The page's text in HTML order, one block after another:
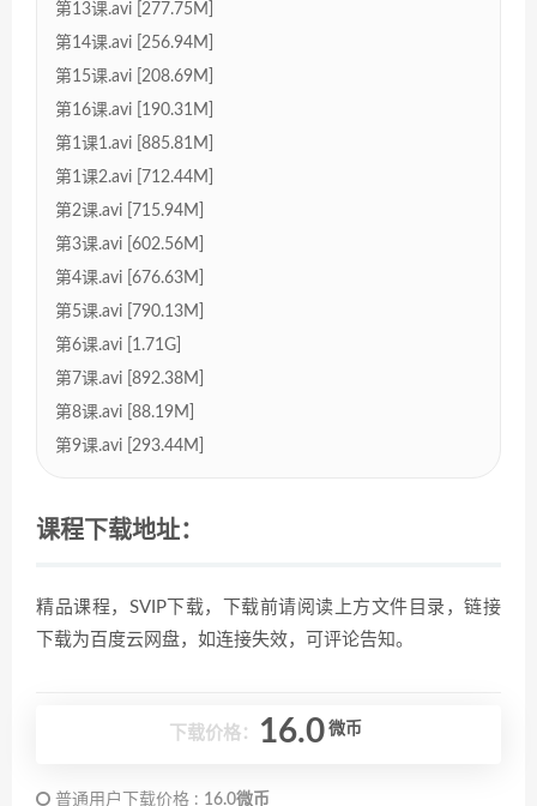
第13课.avi [277.75M]
第14课.avi [256.94M]
第15课.avi [208.69M]
第16课.avi [190.31M]
第1课1.avi [885.81M]
第1课2.avi [712.44M]
第2课.avi [715.94M]
第3课.avi [602.56M]
第4课.avi [676.63M]
第5课.avi [790.13M]
第6课.avi [1.71G]
第7课.avi [892.38M]
第8课.avi [88.19M]
第9课.avi [293.44M]
课程下载地址：
精品课程，SVIP下载，下载前请阅读上方文件目录，链接
下载为百度云网盘，如连接失效，可评论告知。
下载价格： 16.0 微币
普通用户下载价格 : 16.0微币